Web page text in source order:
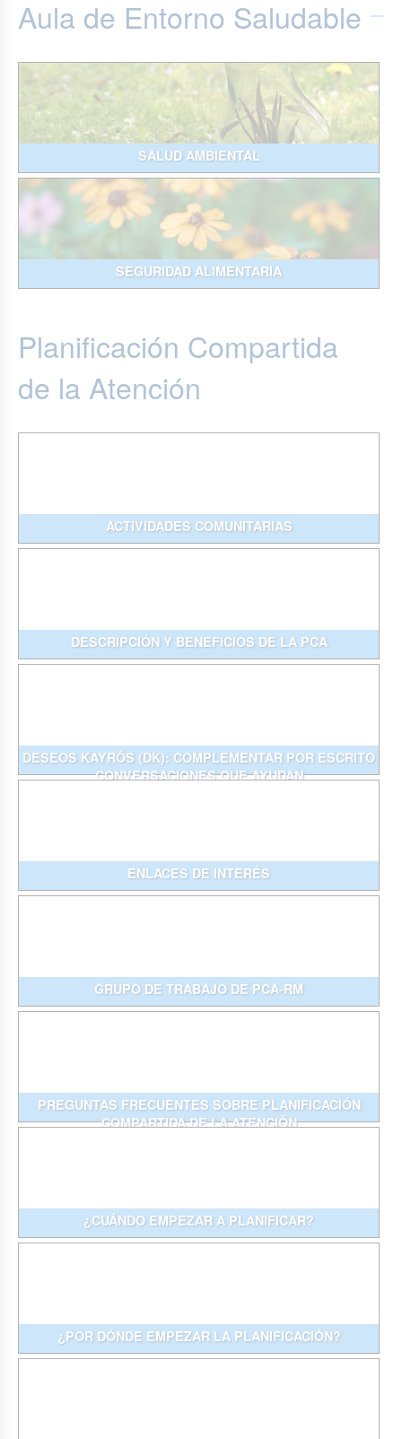
Aula de Entorno Saludable
SALUD AMBIENTAL
SEGURIDAD ALIMENTARIA
Planificación Compartida
de la Atención
ACTIVIDADES COMUNITARIAS
DESCRIPCIÓN Y BENEFICIOS DE LA PCA
DESEOS KAYRÓS (DK): COMPLEMENTAR POR ESCRITO
CONVERSACIONES QUE AYUDAN
ENLACES DE INTERÉS
GRUPO DE TRABAJO DE PCA-RM
PREGUNTAS FRECUENTES SOBRE PLANIFICACIÓN
COMPARTIDA DE LA ATENCIÓN
¿CUÁNDO EMPEZAR A PLANIFICAR?
¿POR DÓNDE EMPEZAR LA PLANIFICACIÓN?